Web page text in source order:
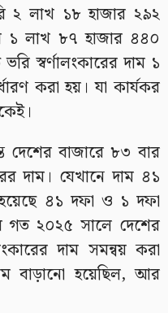
২ লাখ ১৮ হাজার ২৯২
১ লাখ ৮৭ হাজার ৪৪০
স্বর্ণালংকারের দাম ১
করা হয়। যা কার্যকর
দেশের বাজারে ৮৩ বার
দাম। যেখানে দাম ৪১
৪১ দফা ও ১ দফা
গত ২০২৫ সালে দেশের
দাম সমন্বয় করা
বাড়ানো হয়েছিল, আর